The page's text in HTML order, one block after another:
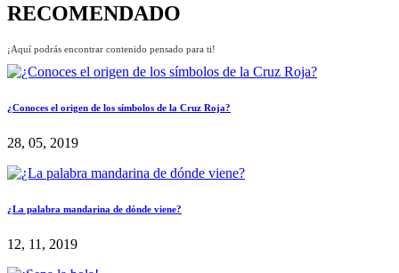
RECOMENDADO
¡Aquí podrás encontrar contenido pensado para ti!
¿Conoces el origen de los símbolos de la Cruz Roja?
28, 05, 2019
¿La palabra mandarina de dónde viene?
12, 11, 2019